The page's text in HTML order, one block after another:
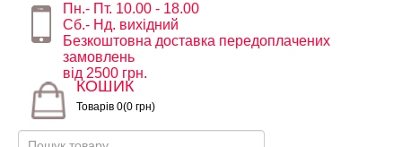
Пн.- Пт. 10.00 - 18.00
Сб.- Нд. вихідний
Безкоштовна доставка передоплачених
замовлень
від 2500 грн.
КОШИК
Товарів 0(0 грн)